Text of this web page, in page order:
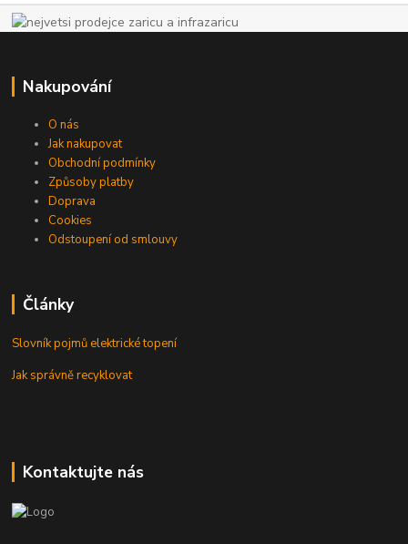
Nakupování
O nás
Jak nakupovat
Obchodní podmínky
Způsoby platby
Doprava
Cookies
Odstoupení od smlouvy
Články
Slovník pojmů elektrické topení
Jak správně recyklovat
Kontaktujte nás